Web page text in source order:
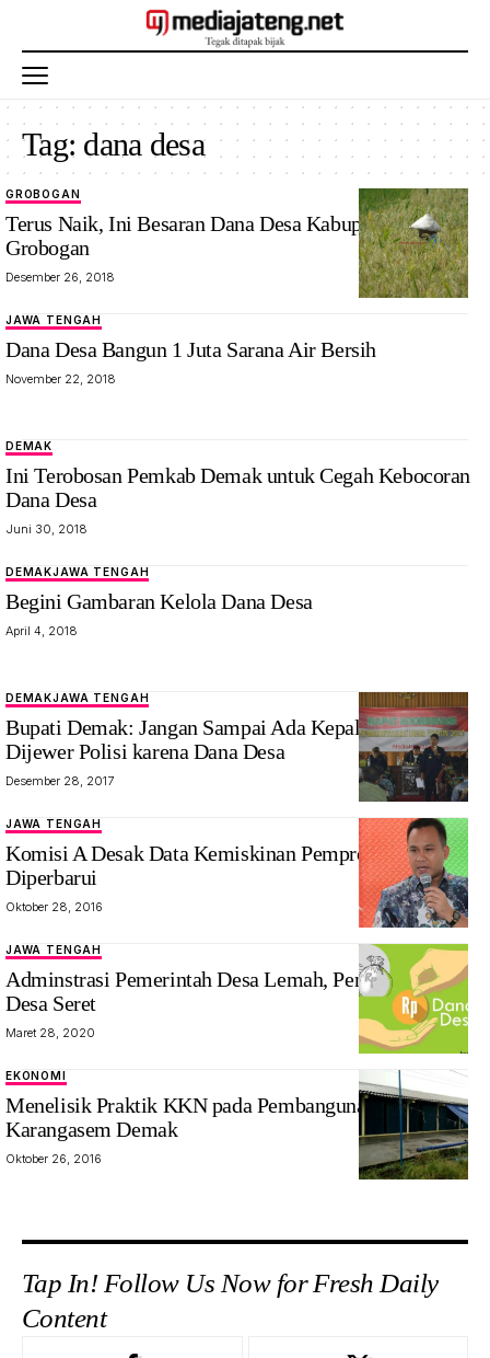
Tag: dana desa
GROBOGAN
Terus Naik, Ini Besaran Dana Desa Kabupaten
Grobogan
Desember 26, 2018
JAWA TENGAH
Dana Desa Bangun 1 Juta Sarana Air Bersih
November 22, 2018
DEMAK
Ini Terobosan Pemkab Demak untuk Cegah Kebocoran
Dana Desa
Juni 30, 2018
DEMAKJAWA TENGAH
Begini Gambaran Kelola Dana Desa
April 4, 2018
DEMAKJAWA TENGAH
Bupati Demak: Jangan Sampai Ada Kepala Desa yang
Dijewer Polisi karena Dana Desa
Desember 28, 2017
JAWA TENGAH
Komisi A Desak Data Kemiskinan Pemprov Jateng
Diperbarui
Oktober 28, 2016
JAWA TENGAH
Adminstrasi Pemerintah Desa Lemah, Pencairan Dana
Desa Seret
Maret 28, 2020
EKONOMI
Menelisik Praktik KKN pada Pembangunan Pasar
Karangasem Demak
Oktober 26, 2016
Tap In! Follow Us Now for Fresh Daily
Content